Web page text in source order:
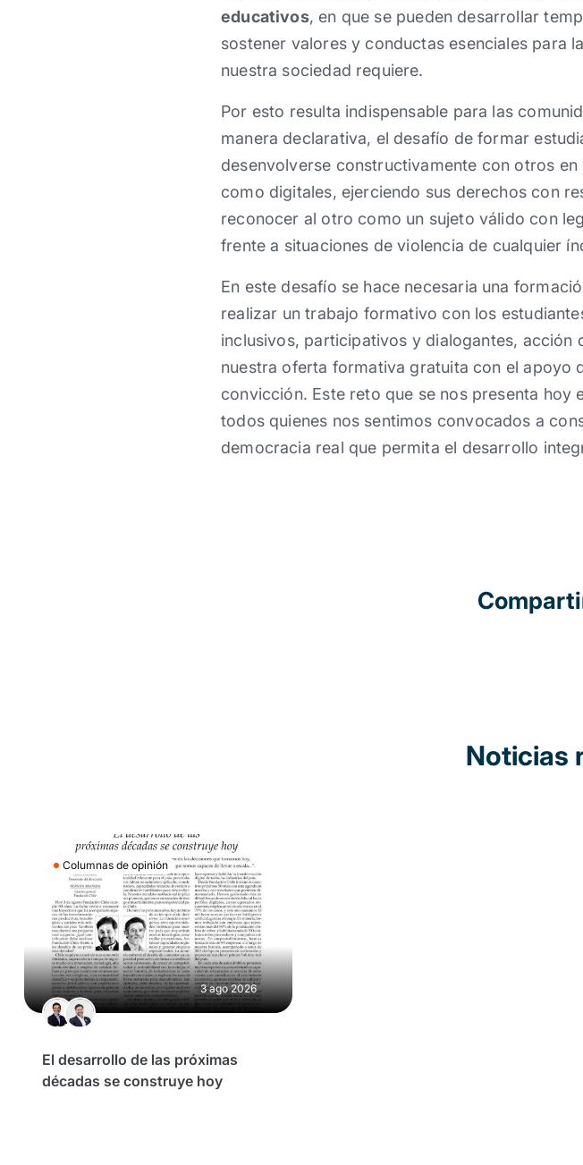
educativos, en que se pueden desarrollar
sostener valores y conductas esenciales para
nuestra sociedad requiere.
Por esto resulta indispensable para las
manera declarativa, el desafío de formar
desenvolverse constructivamente con otros
como digitales, ejerciendo sus derechos con
reconocer al otro como un sujeto válido con
frente a situaciones de violencia de cualquier
En este desafío se hace necesaria una
realizar un trabajo formativo con los
inclusivos, participativos y dialogantes, acción
nuestra oferta formativa gratuita con el apoyo
convicción. Este reto que se nos presenta hoy
todos quienes nos sentimos convocados a
democracia real que permita el desarrollo
Noticias
Columnas de opinión
3 ago 2026
El desarrollo de las próximas
décadas se construye hoy